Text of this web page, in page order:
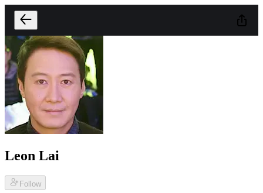
Leon Lai
Follow